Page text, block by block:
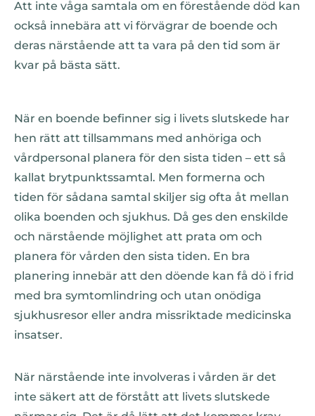
Att inte våga samtala om en förestående död kan
också innebära att vi förvägrar de boende och
deras närstående att ta vara på den tid som är
kvar på bästa sätt.
När en boende befinner sig i livets slutskede har
hen rätt att tillsammans med anhöriga och
vårdpersonal planera för den sista tiden – ett så
kallat brytpunktssamtal. Men formerna och
tiden för sådana samtal skiljer sig ofta åt mellan
olika boenden och sjukhus. Då ges den enskilde
och närstående möjlighet att prata om och
planera för vården den sista tiden. En bra
planering innebär att den döende kan få dö i frid
med bra symtomlindring och utan onödiga
sjukhusresor eller andra missriktade medicinska
insatser.
När närstående inte involveras i vården är det
inte säkert att de förstått att livets slutskede